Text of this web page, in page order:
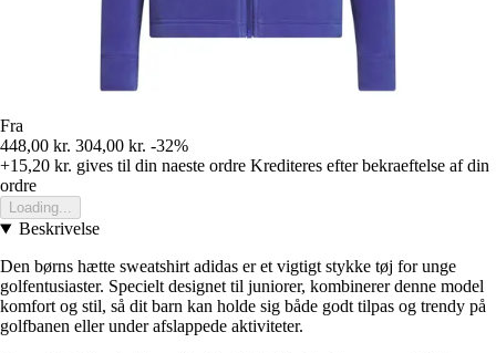
Fra
448,00 kr. 304,00 kr. -32%
+15,20 kr. gives til din naeste ordre Krediteres efter bekraeftelse af din
ordre
Loading...
Beskrivelse
Den børns hætte sweatshirt adidas er et vigtigt stykke tøj for unge
golfentusiaster. Specielt designet til juniorer, kombinerer denne model
komfort og stil, så dit barn kan holde sig både godt tilpas og trendy på
golfbanen eller under afslappede aktiviteter.